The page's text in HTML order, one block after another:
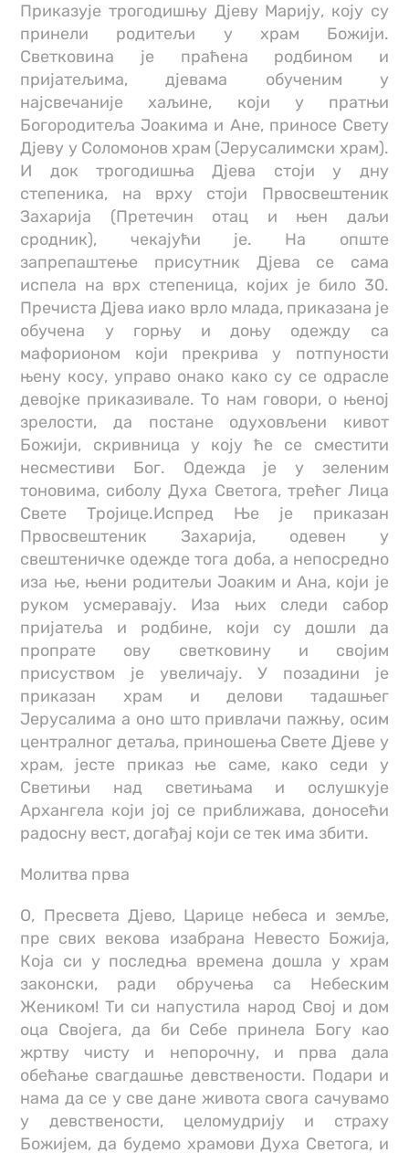
Приказује трогодишњу Дјеву Марију, коју су
принели родитељи у храм Божији.
Светковина је праћена родбином и
пријатељима, дјевама обученим у
најсвечаније хаљине, који у пратњи
Богородитеља Јоакима и Ане, приносе Свету
Дјеву у Соломонов храм (Јерусалимски храм).
И док трогодишња Дјева стоји у дну
степеника, на врху стоји Првосвештеник
Захарија (Претечин отац и њен даљи
сродник), чекајући је. На опште
запрепаштење присутник Дјева се сама
испела на врх степеница, којих је било 30.
Пречиста Дјева иако врло млада, приказана је
обучена у горњу и доњу одежду са
мафорионом који прекрива у потпуности
њену косу, управо онако како су се одрасле
девојке приказивале. То нам говори, о њеној
зрелости, да постане одуховљени кивот
Божији, скривница у коју ће се сместити
несместиви Бог. Одежда је у зеленим
тоновима, сиболу Духа Светога, трећег Лица
Свете Тројице.Испред Ње је приказан
Првосвештеник Захарија, одевен у
свештеничке одежде тога доба, а непосредно
иза ње, њени родитељи Јоаким и Ана, који је
руком усмеравају. Иза њих следи сабор
пријатеља и родбине, који су дошли да
пропрате ову светковину и својим
присуством је увеличају. У позадини је
приказан храм и делови тадашњег
Јерусалима а оно што привлачи пажњу, осим
централног детаља, приношења Свете Дјеве у
храм, јесте приказ ње саме, како седи у
Светињи над светињама и ослушкује
Архангела који јој се приближава, доносећи
радосну вест, догађај који се тек има збити.
Молитва прва
О, Пресвета Дјево, Царице небеса и земље,
пре свих векова изабрана Невесто Божија,
Која си у последња времена дошла у храм
законски, ради обручења са Небеским
Жеником! Ти си напустила народ Свој и дом
оца Својега, да би Себе принела Богу као
жртву чисту и непорочну, и прва дала
обећање свагдашње девствености. Подари и
нама да се у све дане живота свога сачувамо
у девствености, целомудрију и страху
Божијем, да будемо храмови Духа Светога, и